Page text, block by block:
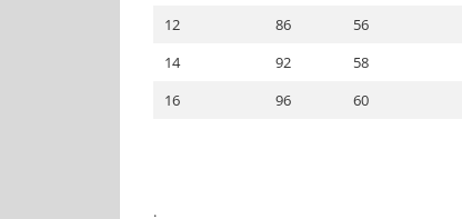
12
86 56
14
92 58
16
96 60
.